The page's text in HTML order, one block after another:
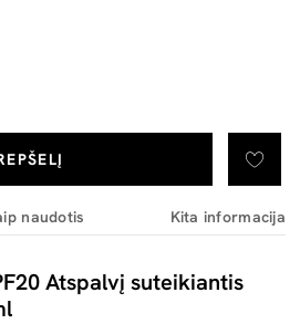
naudotis Kita informacija
Atspalvį suteikiantis